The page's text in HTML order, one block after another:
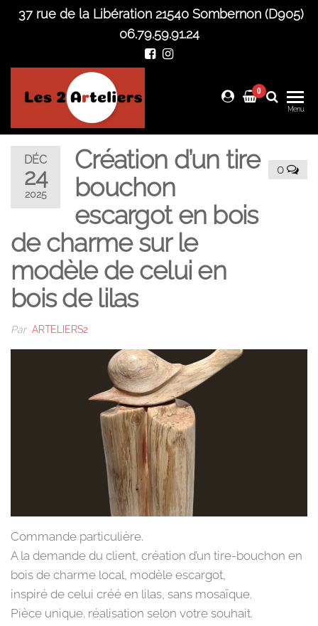
Skip
content
37 rue de la Libération 21540 Sombernon (D905)
06.79.59.91.24
Arteliers
0
Menu
DÉC
24
2025
0
Création d’un tire
bouchon
escargot en bois
de charme sur le
modèle de celui en
bois de lilas
Par ARTELIERS2
Commande particulière.
A la demande du client, création d’un tire-bouchon en
bois de charme local, modèle escargot,
inspiré de celui créé en lilas, sans mosaïque.
Pièce unique. réalisation selon votre souhait.